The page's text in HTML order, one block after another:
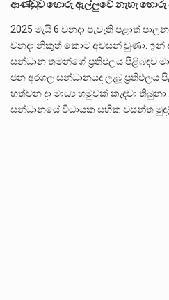
ආණ්ඩුව හොරු ඇල්ලුවේ නැහැ හොරු
2025 මැයි 6 වනදා පැවැති පළාත්
වනදා නිකුත් කොට අවසන් වුණා. ඉන්
සන්ධාන තමන්ගේ ප්‍රතිඵලය පිළිබඳව
ජන අරගල සන්ධානයද ලැබූ ප්‍රතිඵලය
හත්වන දා මාධ්‍ය හමුවක් කැඳවා තිබුනා
සන්ධානයේ විධායක සභික වසන්ත